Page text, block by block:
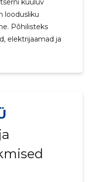
kuuluv
loodusliku
Põhilisteks
elektrijaamad ja